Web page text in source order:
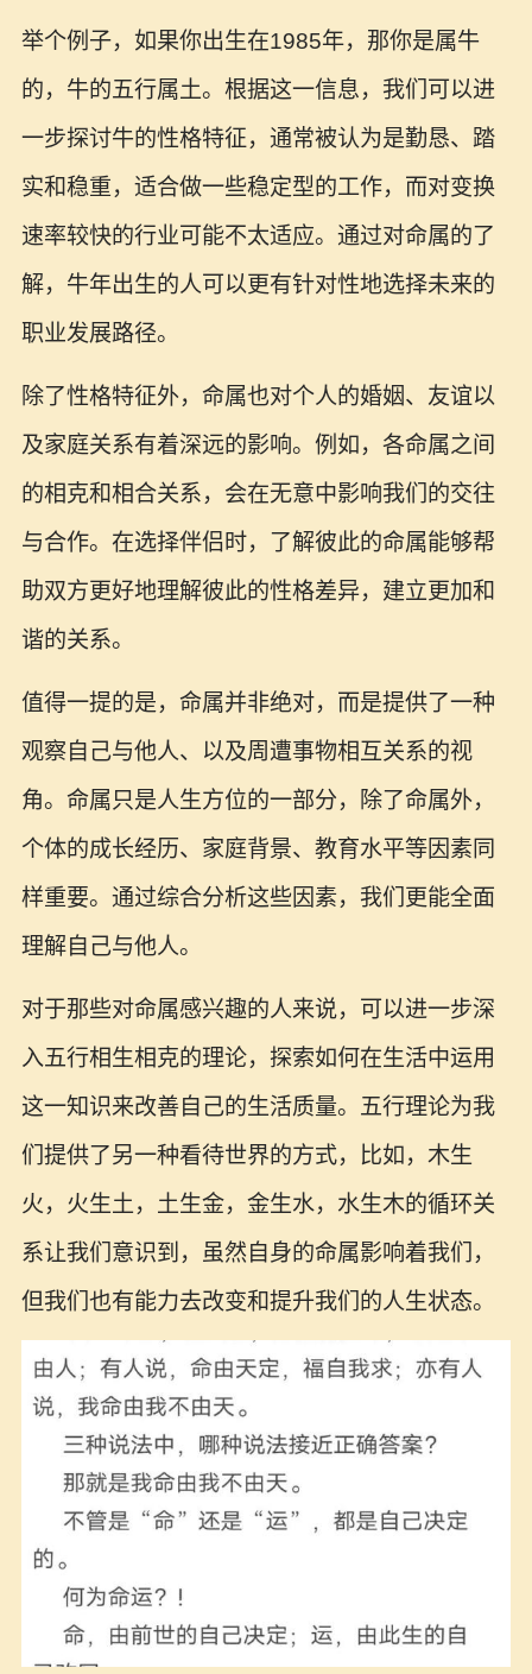
举个例子，如果你出生在1985年，那你是属牛
的，牛的五行属土。根据这一信息，我们可以进
一步探讨牛的性格特征，通常被认为是勤恳、踏
实和稳重，适合做一些稳定型的工作，而对变换
速率较快的行业可能不太适应。通过对命属的了
解，牛年出生的人可以更有针对性地选择未来的
职业发展路径。
除了性格特征外，命属也对个人的婚姻、友谊以
及家庭关系有着深远的影响。例如，各命属之间
的相克和相合关系，会在无意中影响我们的交往
与合作。在选择伴侣时，了解彼此的命属能够帮
助双方更好地理解彼此的性格差异，建立更加和
谐的关系。
值得一提的是，命属并非绝对，而是提供了一种
观察自己与他人、以及周遭事物相互关系的视
角。命属只是人生方位的一部分，除了命属外，
个体的成长经历、家庭背景、教育水平等因素同
样重要。通过综合分析这些因素，我们更能全面
理解自己与他人。
对于那些对命属感兴趣的人来说，可以进一步深
入五行相生相克的理论，探索如何在生活中运用
这一知识来改善自己的生活质量。五行理论为我
们提供了另一种看待世界的方式，比如，木生
火，火生土，土生金，金生水，水生木的循环关
系让我们意识到，虽然自身的命属影响着我们，
但我们也有能力去改变和提升我们的人生状态。